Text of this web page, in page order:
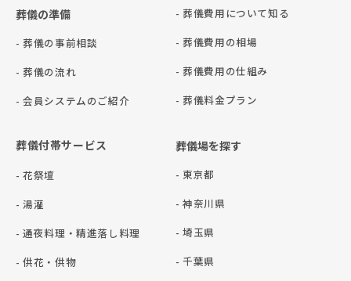
葬儀の準備
- 葬儀の事前相談
- 葬儀の流れ
- 会員システムのご紹介
- 葬儀費用について知る
- 葬儀費用の相場
- 葬儀費用の仕組み
- 葬儀料金プラン
葬儀付帯サービス
- 花祭壇
- 湯灌
- 通夜料理・精進落し料理
- 供花・供物
葬儀場を探す
- 東京都
- 神奈川県
- 埼玉県
- 千葉県